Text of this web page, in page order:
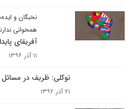
نخبگان و
همخوانی
آفریقای
۱۱ آذر ۱۳۹۶
توکلی: ظریف در مسائل
۲۱ آذر ۱۳۹۲